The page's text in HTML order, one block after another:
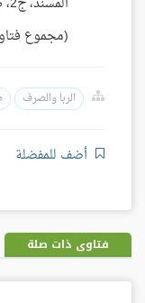
(مجموع فتاوى
الربا والصرف
أضف للمفضلة
فتاوى ذات صلة